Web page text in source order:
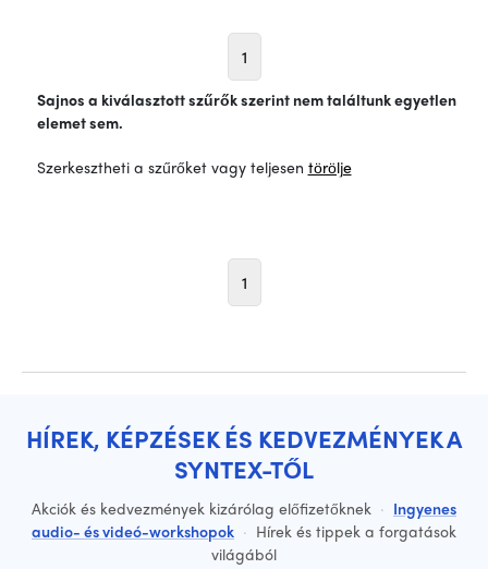
1
Sajnos a kiválasztott szűrők szerint nem találtunk egyetlen
elemet sem.
Szerkesztheti a szűrőket vagy teljesen törölje
1
HÍREK, KÉPZÉSEK ÉS KEDVEZMÉNYEK A
SYNTEX-TŐL
Akciók és kedvezmények kizárólag előfizetőknek · Ingyenes
audio- és videó-workshopok · Hírek és tippek a forgatások
világából